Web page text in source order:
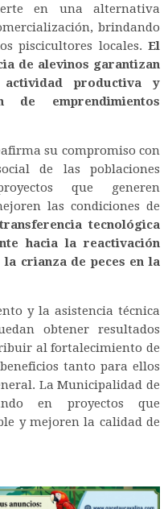
en una alternativa
brindando
piscicultores locales. El
de alevinos garantizan
productiva y
de emprendimientos
su compromiso con
de las poblaciones
que generen
las condiciones de
tecnológica
hacia la reactivación
crianza de peces en la
y la asistencia técnica
obtener resultados
al fortalecimiento de
tanto para ellos
La Municipalidad de
en proyectos que
y mejoren la calidad de